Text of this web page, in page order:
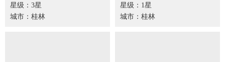
星级：3星
城市：桂林
星级：1星
城市：桂林